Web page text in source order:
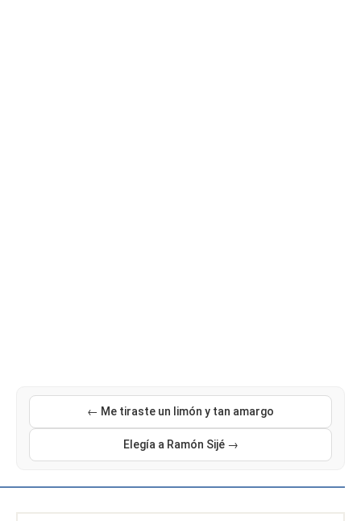
← Me tiraste un limón y tan amargo
Elegía a Ramón Sijé →